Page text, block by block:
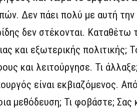
Δεν πάει πολύ με αυτή την
δεν στέκονται. Καταθέτω
και εξωτερικής πολιτικής;
και λειτούργησε. Τι
είναι εκβιαζόμενος.
μεθόδευση; Τι φοβάστε;